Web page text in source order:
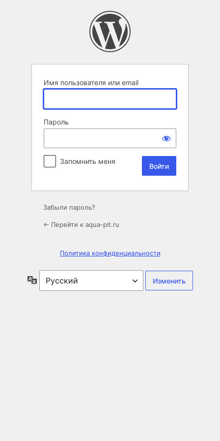
Имя пользователя или email
Пароль
Запомнить меня
Забыли пароль?
← Перейти к aqua-pit.ru
Политика конфиденциальности
Язык